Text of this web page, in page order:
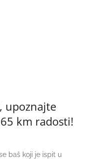
upoznajte
km radosti!
baš koji je ispit u